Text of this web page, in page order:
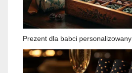
Prezent dla babci personalizowany